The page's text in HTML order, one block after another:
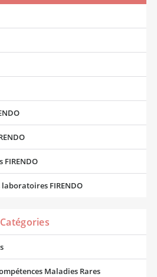
FIRENDO
laboratoires FIRENDO
Catégories
Maladies Rares